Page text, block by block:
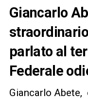
Giancarlo
parlato al
Federale
Giancarlo